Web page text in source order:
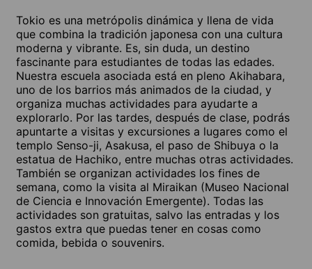
Tokio es una metrópolis dinámica y llena de vida
que combina la tradición japonesa con una cultura
moderna y vibrante. Es, sin duda, un destino
fascinante para estudiantes de todas las edades.
Nuestra escuela asociada está en pleno Akihabara,
uno de los barrios más animados de la ciudad, y
organiza muchas actividades para ayudarte a
explorarlo. Por las tardes, después de clase, podrás
apuntarte a visitas y excursiones a lugares como el
templo Senso-ji, Asakusa, el paso de Shibuya o la
estatua de Hachiko, entre muchas otras actividades.
También se organizan actividades los fines de
semana, como la visita al Miraikan (Museo Nacional
de Ciencia e Innovación Emergente). Todas las
actividades son gratuitas, salvo las entradas y los
gastos extra que puedas tener en cosas como
comida, bebida o souvenirs.